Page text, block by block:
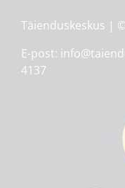
Täienduskeskus | ©
E-post:
4137